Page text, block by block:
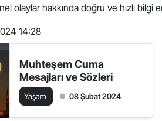
olaylar hakkında doğru ve hızlı bilgi
14:28
Muhteşem Cuma
Mesajları ve Sözleri
Yaşam 08 Şubat 2024